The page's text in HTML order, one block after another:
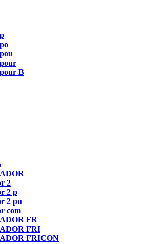
B
2
2 p
2 pu
com
FR
FRI
FRICON